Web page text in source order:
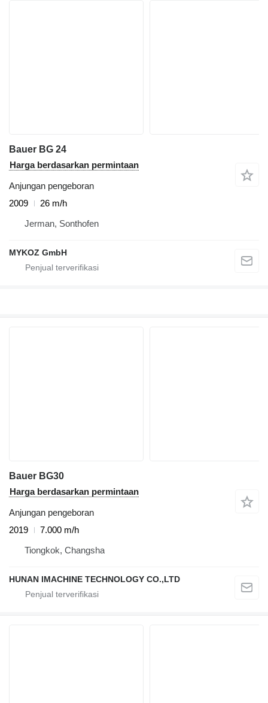
Bauer BG 24
Harga berdasarkan permintaan
Anjungan pengeboran
2009
26 m/h
Jerman, Sonthofen
MYKOZ GmbH
Bauer BG30
Harga berdasarkan permintaan
Anjungan pengeboran
2019
7.000 m/h
Tiongkok, Changsha
HUNAN IMACHINE TECHNOLOGY CO.,LTD